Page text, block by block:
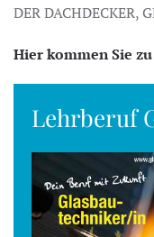
DER DACHDECKER,
Hier kommen Sie
Lehrberuf